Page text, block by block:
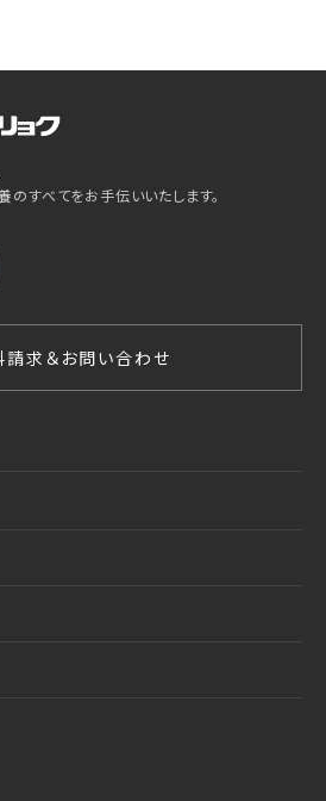
のすべてをお手伝いいたします。
請求＆お問い合わせ